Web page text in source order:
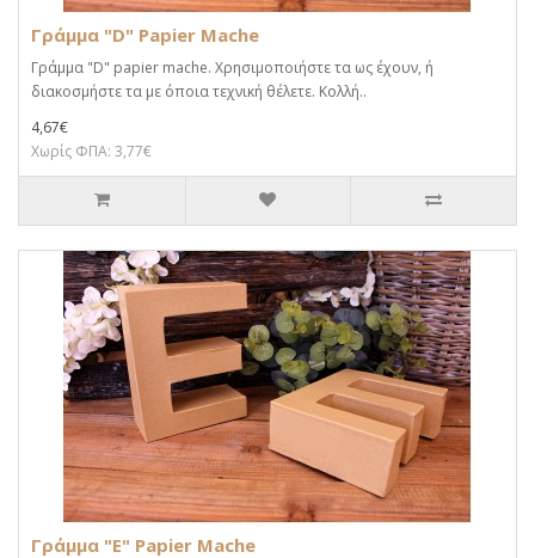
Γράμμα "D" Papier Mache
Γράμμα "D" papier mache. Xρησιμοποιήστε τα ως έχουν, ή
διακοσμήστε τα με όποια τεχνική θέλετε. Κολλή..
4,67€
Χωρίς ΦΠΑ: 3,77€
Γράμμα "E" Papier Mache